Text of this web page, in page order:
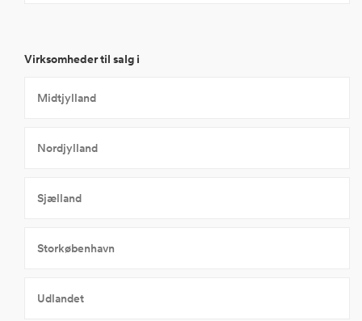
Virksomheder til salg i
Midtjylland
Nordjylland
Sjælland
Storkøbenhavn
Udlandet